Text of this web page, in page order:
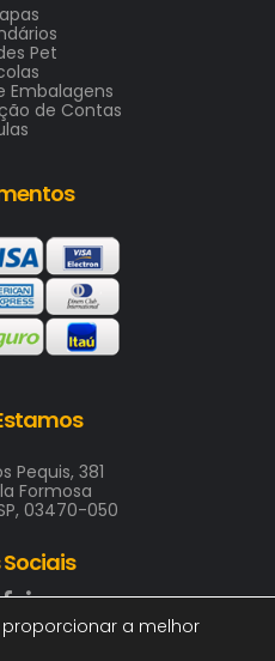
Pet
Embalagens
de Contas
Pequis, 381
Formosa
03470-050
Sociais
a melhor